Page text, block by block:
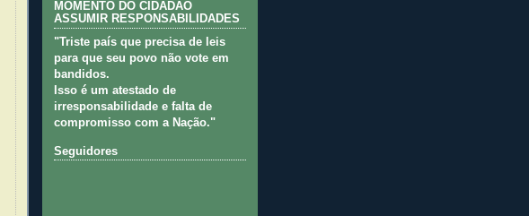
MOMENTO DO CIDADÃO
ASSUMIR RESPONSABILIDADES
"Triste país que precisa de leis
para que seu povo não vote em
bandidos.
Isso é um atestado de
irresponsabilidade e falta de
compromisso com a Nação."
Seguidores